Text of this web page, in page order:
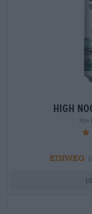
high
Rye
EINWEG